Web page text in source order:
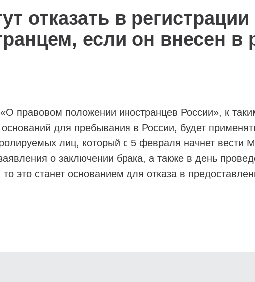
отказать в регистрации
если он внесен в
правовом положении иностранцев России», к
для пребывания в России, будет
лиц, который с 5 февраля начнет вести
о заключении брака, а также в день
это станет основанием для отказа в